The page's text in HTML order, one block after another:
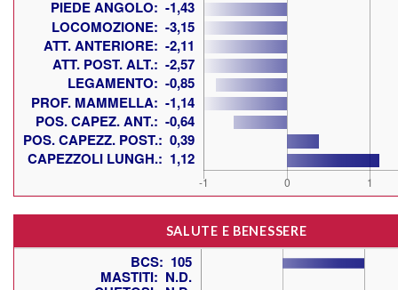
SALUTE E BENESSERE